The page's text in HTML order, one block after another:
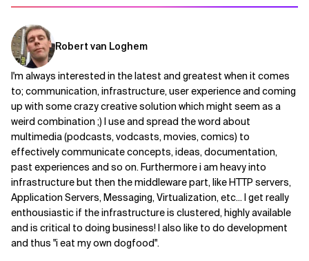
Robert van Loghem
I'm always interested in the latest and greatest when it comes
to; communication, infrastructure, user experience and coming
up with some crazy creative solution which might seem as a
weird combination ;) I use and spread the word about
multimedia (podcasts, vodcasts, movies, comics) to
effectively communicate concepts, ideas, documentation,
past experiences and so on. Furthermore i am heavy into
infrastructure but then the middleware part, like HTTP servers,
Application Servers, Messaging, Virtualization, etc... I get really
enthousiastic if the infrastructure is clustered, highly available
and is critical to doing business! I also like to do development
and thus "i eat my own dogfood".